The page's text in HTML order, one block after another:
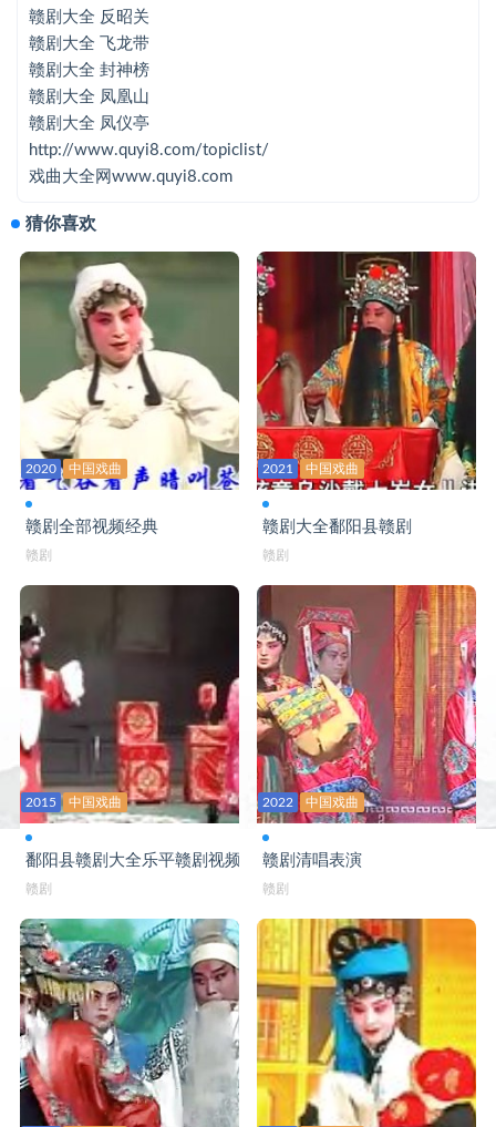
赣剧大全 窦娥冤
赣剧大全 飞龙带
赣剧大全 封神榜 A
赣剧大全 封神榜 B
赣剧大全 封神榜 C
赣剧大全 凤凰山
赣剧大全 凤仪亭
赣剧大全 父子状元
赣剧大全 龟山奇案
赣剧大全 海瑞骂相
赣剧大全 邯郸梦
赣剧大全 汉宫惊魂
赣剧大全 合玉环
赣剧大全 花亭会
赣剧大全 黄鹤楼
赣剧大全 黄金台
赣剧大全 火烧裴元庆
赣剧大全 降天雪
赣剧大全 节孝图
赣剧大全 节义贤
赣剧大全 借女冲喜
赣剧大全 借靴
赣剧大全 荆钗记
赣剧大全 九更天
赣剧大全 反昭关
赣剧大全 飞龙带
赣剧大全 封神榜
赣剧大全 凤凰山
赣剧大全 凤仪亭
http://www.quyi8.com/topiclist/
戏曲大全网www.quyi8.com
猜你喜欢
2020 中国戏曲
赣剧全部视频经典
赣剧
2021 中国戏曲
赣剧大全鄱阳县赣剧
赣剧
2015 中国戏曲
鄱阳县赣剧大全乐平赣剧视频
赣剧
2022 中国戏曲
赣剧清唱表演
赣剧